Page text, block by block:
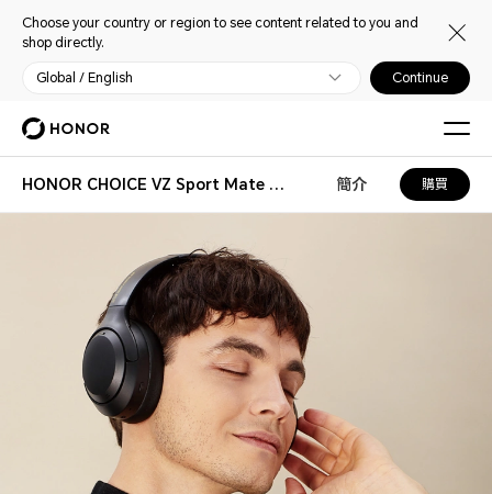
Choose your country or region to see content related to you and
shop directly.
Global / English Continue
HONOR CHOICE VZ Sport Mate Headphones Pro 簡介 購買